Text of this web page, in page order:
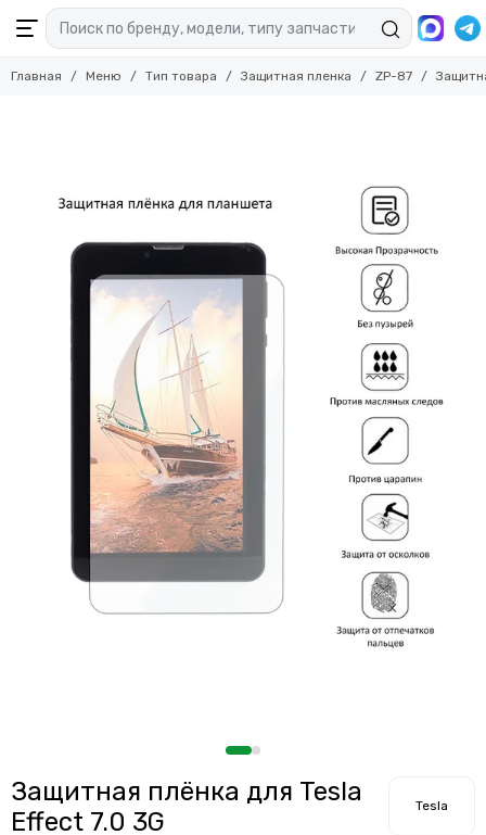
Главная Меню Тип товара Защитная пленка ZP-87
Защитная плёнка для Tesla
Effect 7.0 3G
Tesla